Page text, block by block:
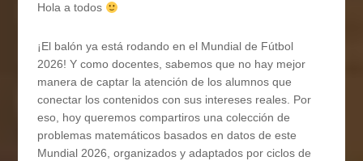
Hola a todos
¡El balón ya está rodando en el Mundial de Fútbol
2026! Y como docentes, sabemos que no hay mejor
manera de captar la atención de los alumnos que
conectar los contenidos con sus intereses reales. Por
eso, hoy queremos compartiros una colección de
problemas matemáticos basados en datos de este
Mundial 2026, organizados y adaptados por ciclos de